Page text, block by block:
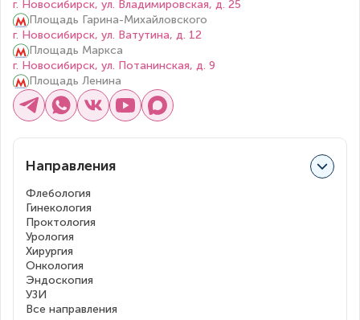
г. Новосибирск, ул. Владимировская, д. 25
Площадь Гарина-Михайловского
г. Новосибирск, ул. Ватутина, д. 12
Площадь Маркса
г. Новосибирск, ул. Потанинская, д. 9
Площадь Ленина
Направления
Флебология
Гинекология
Проктология
Урология
Хирургия
Онкология
Эндоскопия
УЗИ
Все направления